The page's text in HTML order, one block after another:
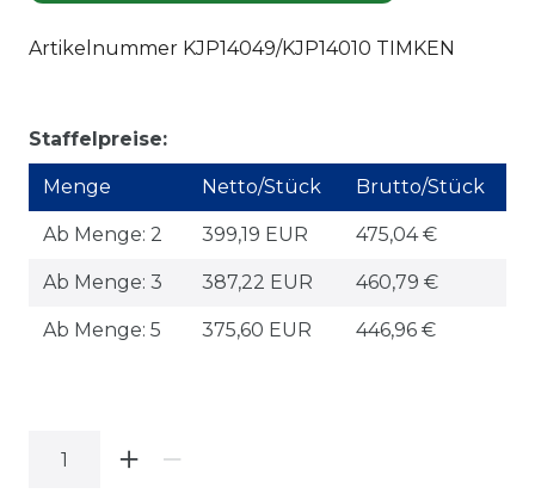
Artikelnummer KJP14049/KJP14010 TIMKEN
Staffelpreise:
Menge Netto/Stück Brutto/Stück
Ab Menge: 2 399,19 EUR 475,04 €
Ab Menge: 3 387,22 EUR 460,79 €
Ab Menge: 5 375,60 EUR 446,96 €